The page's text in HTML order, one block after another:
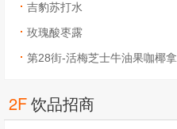
吉豹苏打水
玫瑰酸枣露
第28街-活梅芝士牛油果咖椰拿
2F饮品招商